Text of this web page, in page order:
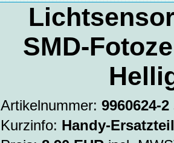
SMD-
Artikelnummer:9960624-2
Kurzinfo: Handy-